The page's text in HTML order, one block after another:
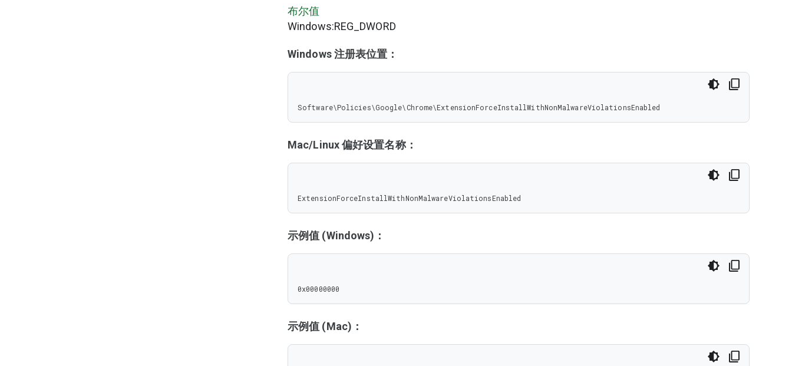
布尔值
Windows:REG_DWORD
Windows 注册表位置：
Software\Policies\Google\Chrome\ExtensionForceInstallWithNonMalwareViolationsEnabled
Mac/Linux 偏好设置名称：
ExtensionForceInstallWithNonMalwareViolationsEnabled
示例值 (Windows)：
0x00000000
示例值 (Mac)：